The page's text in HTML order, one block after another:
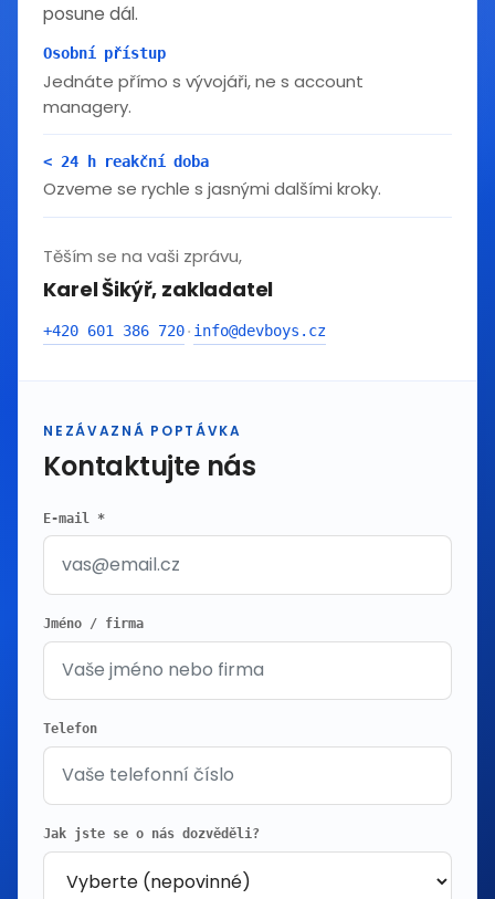
posune dál.
Osobní přístup
Jednáte přímo s vývojáři, ne s account
managery.
< 24 h reakční doba
Ozveme se rychle s jasnými dalšími kroky.
Těším se na vaši zprávu,
Karel Šikýř, zakladatel
+420 601 386 720· info@devboys.cz
NEZÁVAZNÁ POPTÁVKA
Kontaktujte nás
E-mail *
Jméno / firma
Telefon
Jak jste se o nás dozvěděli?